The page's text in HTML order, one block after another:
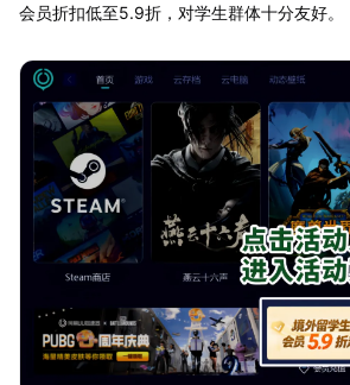
会员折扣低至5.9折，对学生群体十分友好。